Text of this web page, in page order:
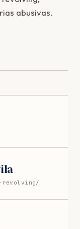
abusivas.
revolving/